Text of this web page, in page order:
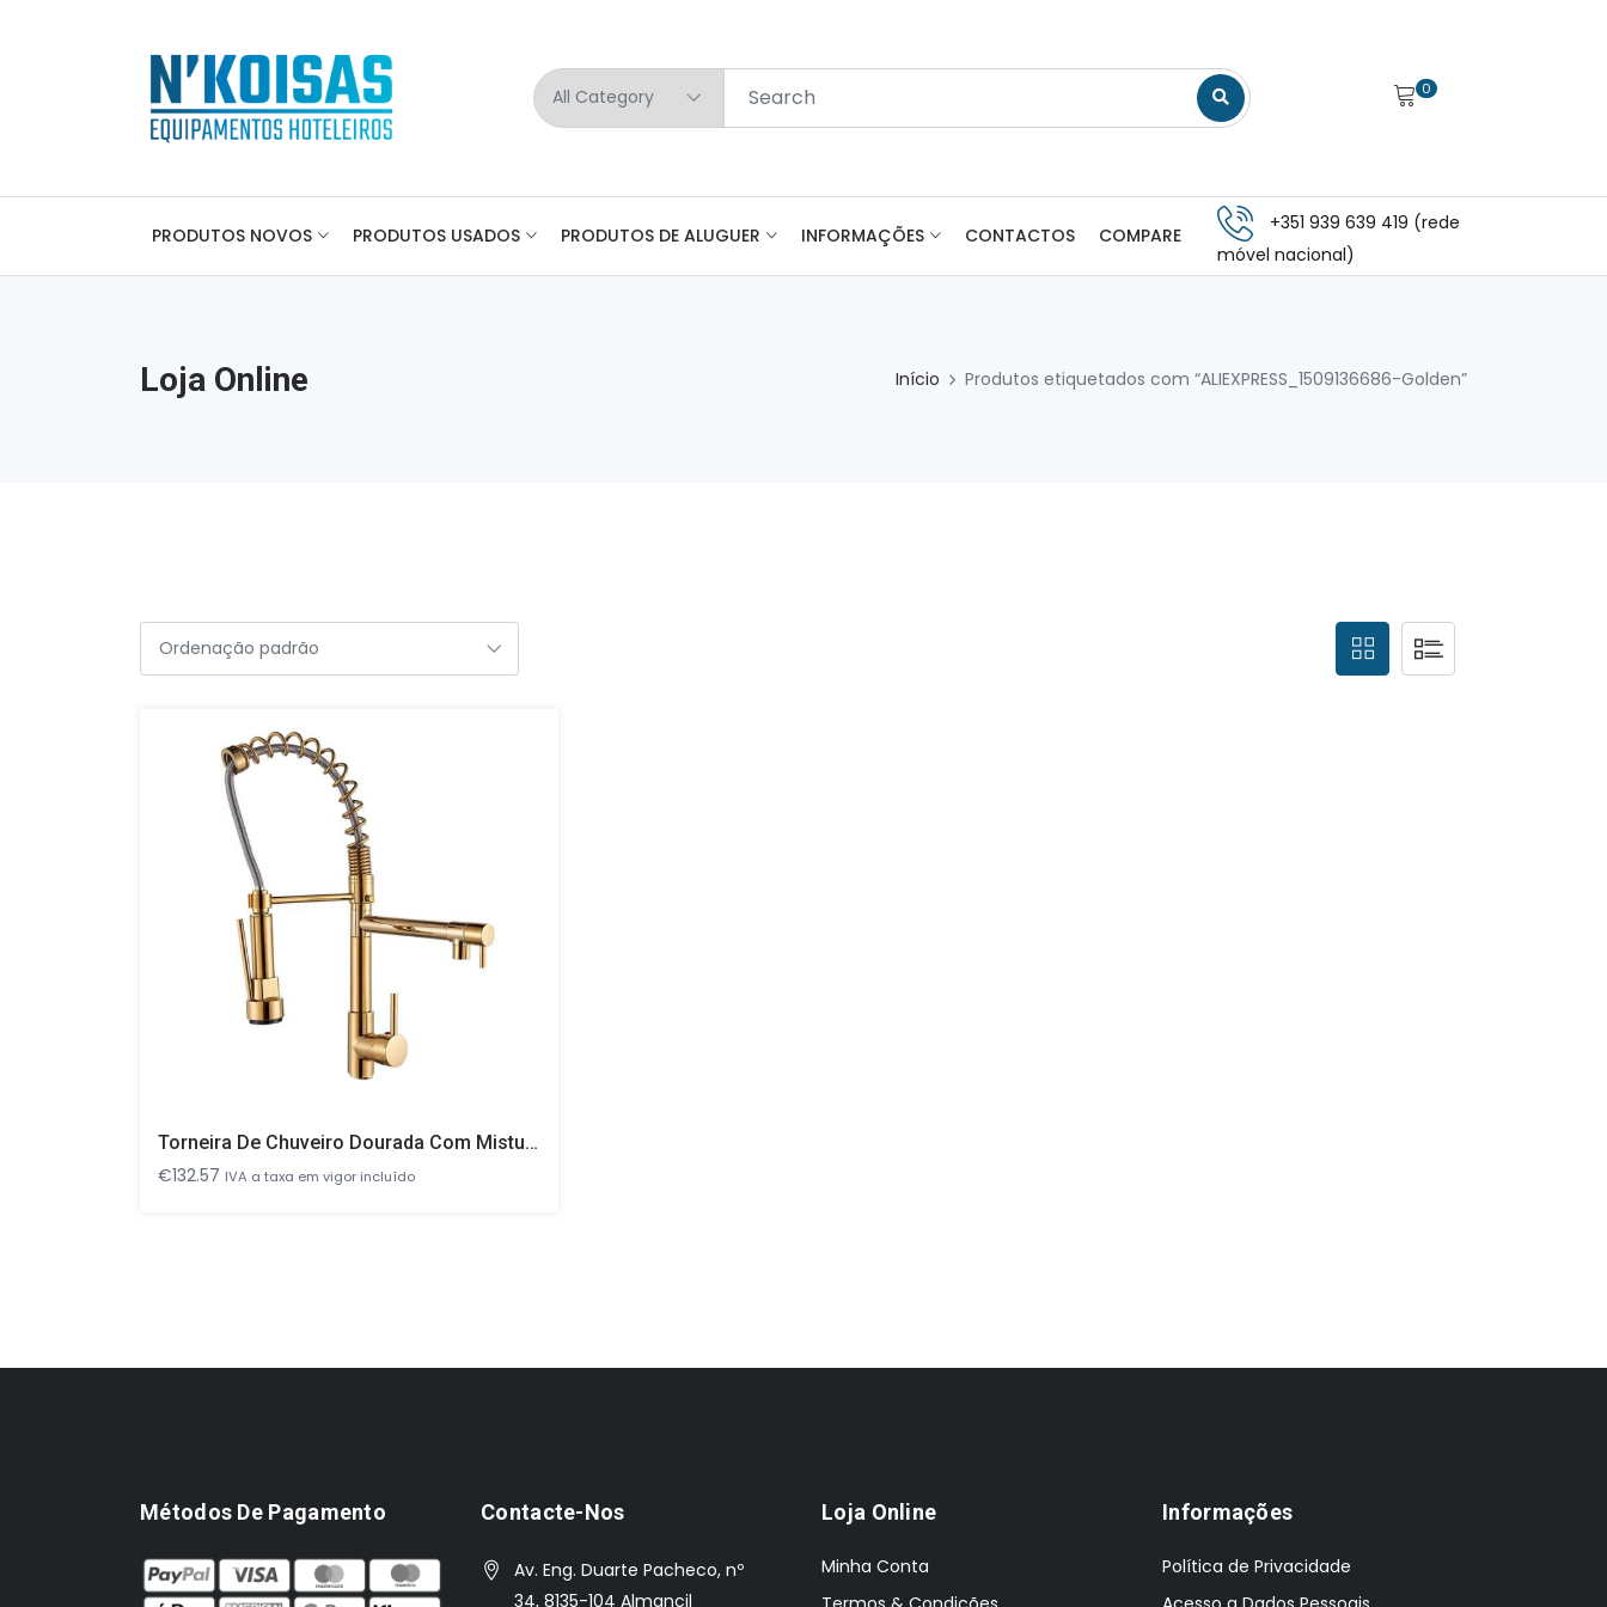
0
PRODUTOS NOVOS PRODUTOS USADOS PRODUTOS DE ALUGUER INFORMAÇÕES CONTACTOS COMPARE
+351 939 639 419 (rede
móvel nacional)
Loja Online Início Produtos etiquetados com “ALIEXPRESS_1509136686-Golden”
Torneira De Chuveiro Dourada Com Misturador De Água Quente E Fria E Guindaste Com Bico Duplo
€132.57 IVA a taxa em vigor incluído
Métodos De Pagamento Contacte-Nos
Av. Eng. Duarte Pacheco, nº
34, 8135-104 Almancil
Loja Online
Minha Conta
Informações
Política de Privacidade